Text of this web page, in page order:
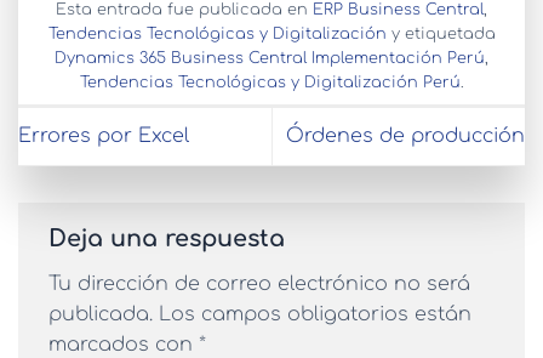
Esta entrada fue publicada en ERP Business Central,
Tendencias Tecnológicas y Digitalización y etiquetada
Dynamics 365 Business Central Implementación Perú,
Tendencias Tecnológicas y Digitalización Perú.
Errores por Excel Órdenes de producción
Deja una respuesta
Tu dirección de correo electrónico no será
publicada. Los campos obligatorios están
marcados con *